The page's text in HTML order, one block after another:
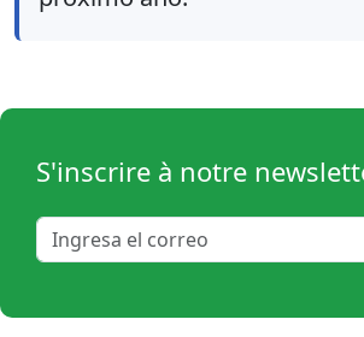
S'inscrire à notre